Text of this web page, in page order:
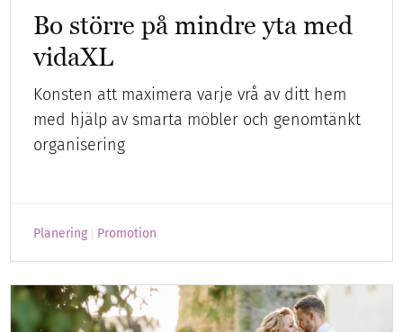
Bo större på mindre yta med
vidaXL
Konsten att maximera varje vrå av ditt hem
med hjälp av smarta möbler och genomtänkt
organisering
Planering Promotion